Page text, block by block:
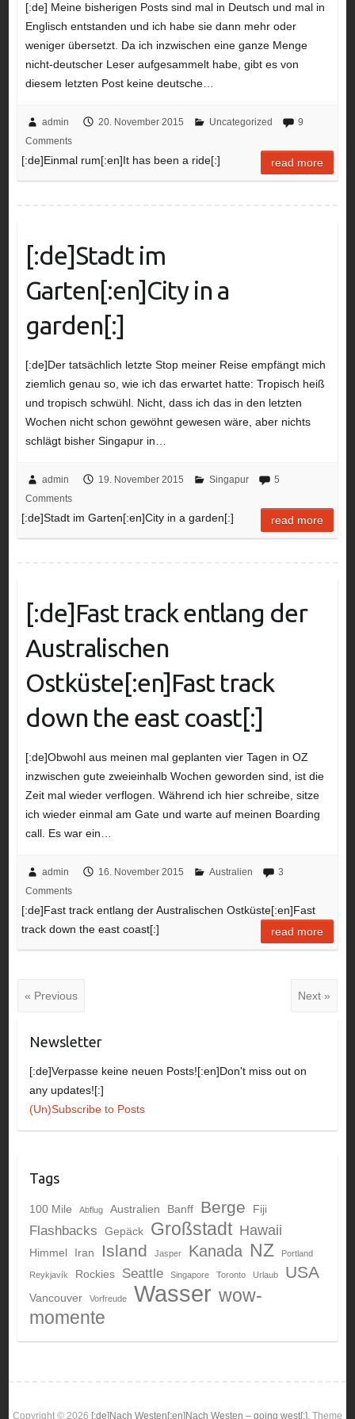
[:de] Meine bisherigen Posts sind mal in Deutsch und mal in
Englisch entstanden und ich habe sie dann mehr oder
weniger übersetzt. Da ich inzwischen eine ganze Menge
nicht-deutscher Leser aufgesammelt habe, gibt es von
diesem letzten Post keine deutsche…
admin 20. November 2015 Uncategorized
9
Comments
[:de]Einmal rum[:en]It has been a ride[:] read more
[:de]Stadt im
Garten[:en]City in a
garden[:]
[:de]Der tatsächlich letzte Stop meiner Reise empfängt mich
ziemlich genau so, wie ich das erwartet hatte: Tropisch heiß
und tropisch schwühl. Nicht, dass ich das in den letzten
Wochen nicht schon gewöhnt gewesen wäre, aber nichts
schlägt bisher Singapur in…
admin 19. November 2015 Singapur
5
Comments
[:de]Stadt im Garten[:en]City in a garden[:] read more
[:de]Fast track entlang der
Australischen
Ostküste[:en]Fast track
down the east coast[:]
[:de]Obwohl aus meinen mal geplanten vier Tagen in OZ
inzwischen gute zweieinhalb Wochen geworden sind, ist die
Zeit mal wieder verflogen. Während ich hier schreibe, sitze
ich wieder einmal am Gate und warte auf meinen Boarding
call. Es war ein…
admin 16. November 2015 Australien
3
Comments
[:de]Fast track entlang der Australischen Ostküste[:en]Fast
track down the east coast[:]
read more
« Previous Next »
Newsletter
[:de]Verpasse keine neuen Posts![:en]Don't miss out on
any updates![:]
(Un)Subscribe to Posts
Tags
100 Mile Abflug Australien Banff Berge Fiji
Flashbacks Gepäck Großstadt Hawaii
Himmel Iran Island Jasper Kanada NZ Portland
Reykjavík Rockies Seattle Singapore Toronto Urlaub USA
Vancouver Vorfreude Wasser wow-
momente
Copyright © 2026 [:de]Nach Westen[:en]Nach Westen – going west[:]. Theme